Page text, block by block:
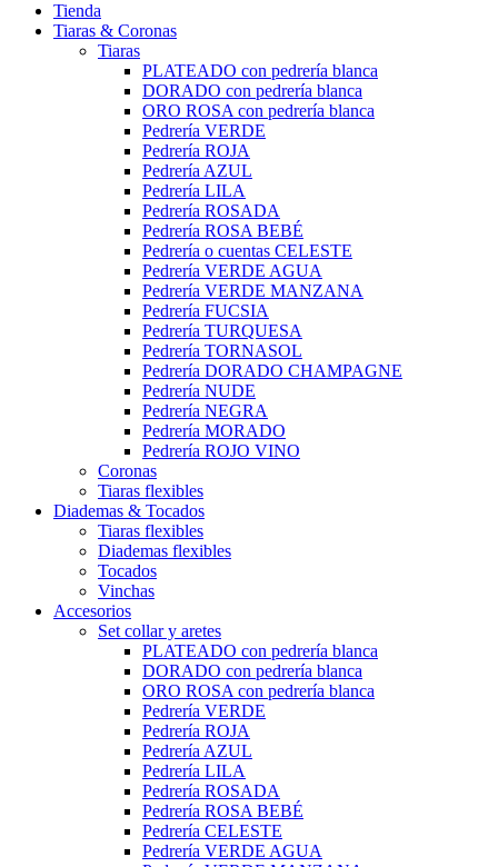
Tienda
Tiaras & Coronas
Tiaras
PLATEADO con pedrería blanca
DORADO con pedrería blanca
ORO ROSA con pedrería blanca
Pedrería VERDE
Pedrería ROJA
Pedrería AZUL
Pedrería LILA
Pedrería ROSADA
Pedrería ROSA BEBÉ
Pedrería o cuentas CELESTE
Pedrería VERDE AGUA
Pedrería VERDE MANZANA
Pedrería FUCSIA
Pedrería TURQUESA
Pedrería TORNASOL
Pedrería DORADO CHAMPAGNE
Pedrería NUDE
Pedrería NEGRA
Pedrería MORADO
Pedrería ROJO VINO
Coronas
Tiaras flexibles
Diademas & Tocados
Tiaras flexibles
Diademas flexibles
Tocados
Vinchas
Accesorios
Set collar y aretes
PLATEADO con pedrería blanca
DORADO con pedrería blanca
ORO ROSA con pedrería blanca
Pedrería VERDE
Pedrería ROJA
Pedrería AZUL
Pedrería LILA
Pedrería ROSADA
Pedrería ROSA BEBÉ
Pedrería CELESTE
Pedrería VERDE AGUA